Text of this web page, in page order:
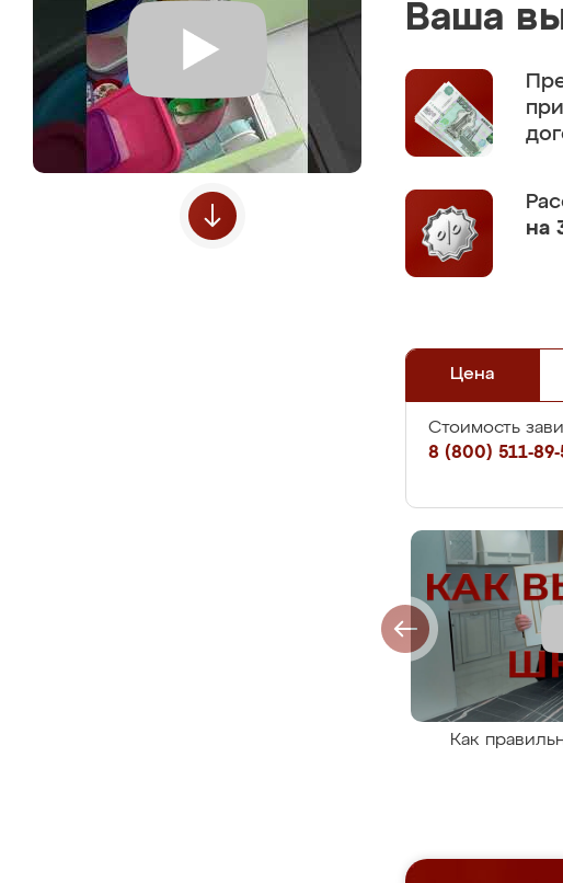
Ваша
на
Цена
Стоимость
8 (800) 511-89-
Как